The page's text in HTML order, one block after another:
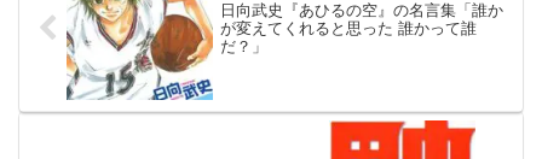
日向武史『あひるの空』の名言集「誰か
が変えてくれると思った 誰かって誰
だ？」